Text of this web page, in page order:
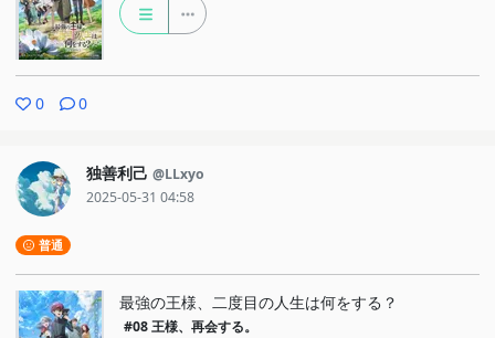
0 0
独善利己 @LLxyo
2025-05-31 04:58
普通
最強の王様、二度目の人生は何をする？
#08 王様、再会する。